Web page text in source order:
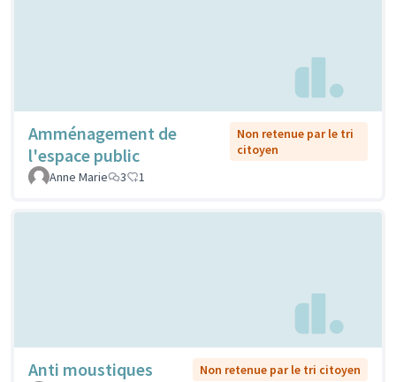
Amménagement de
l'espace public
Non retenue par le tri
citoyen
Anne Marie
3 1
Anti moustiques
Non retenue par le tri citoyen